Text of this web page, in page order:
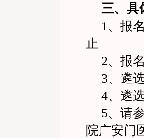
三、具
1、报
止
2、报
3、遴
4、遴
5、请
院广安门